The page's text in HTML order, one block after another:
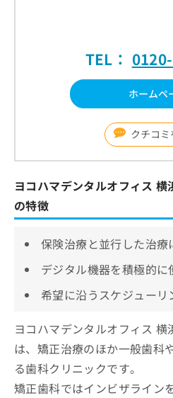
TEL：
ホームペ
クチコミ
ヨコハマデンタルオフィス
の特徴
保険治療と並行した治療
デジタル機器を積極的に
希望に沿うスケジューリ
ヨコハマデンタルオフィス
は、矯正治療のほか一般歯科
る歯科クリニックです。
矯正歯科ではインビザライン